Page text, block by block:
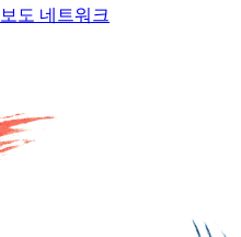
도 네트워크